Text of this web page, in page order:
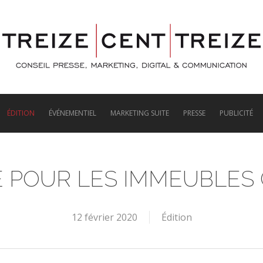
ÉDITION ÉVÉNEMENTIEL MARKETING SUITE PRESSE PUBLICITÉ
POUR LES IMMEUBLES
12 février 2020 Édition